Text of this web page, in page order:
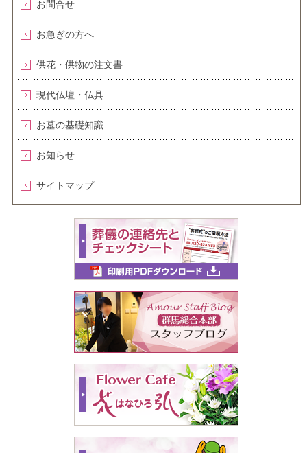
お問合せ
お急ぎの方へ
供花・供物の注文書
現代仏壇・仏具
お墓の基礎知識
お知らせ
サイトマップ